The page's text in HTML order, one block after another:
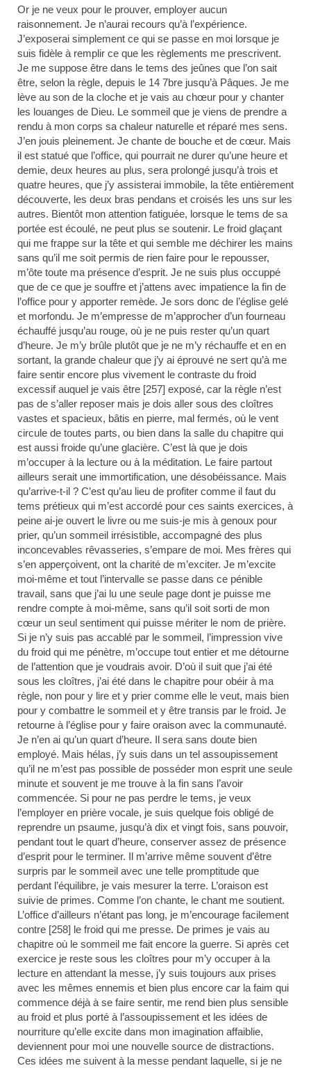
Or je ne veux pour le prouver, employer aucun
raisonnement. Je n’aurai recours qu’à l’expérience.
J’exposerai simplement ce qui se passe en moi lorsque je
suis fidèle à remplir ce que les règlements me prescrivent.
Je me suppose être dans le tems des jeûnes que l’on sait
être, selon la règle, depuis le 14 7bre jusqu’à Pâques. Je me
lève au son de la cloche et je vais au chœur pour y chanter
les louanges de Dieu. Le sommeil que je viens de prendre a
rendu à mon corps sa chaleur naturelle et réparé mes sens.
J’en jouis pleinement. Je chante de bouche et de cœur. Mais
il est statué que l’office, qui pourrait ne durer qu’une heure et
demie, deux heures au plus, sera prolongé jusqu’à trois et
quatre heures, que j’y assisterai immobile, la tête entièrement
découverte, les deux bras pendans et croisés les uns sur les
autres. Bientôt mon attention fatiguée, lorsque le tems de sa
portée est écoulé, ne peut plus se soutenir. Le froid glaçant
qui me frappe sur la tête et qui semble me déchirer les mains
sans qu’il me soit permis de rien faire pour le repousser,
m’ôte toute ma présence d’esprit. Je ne suis plus occuppé
que de ce que je souffre et j’attens avec impatience la fin de
l’office pour y apporter remède. Je sors donc de l’église gelé
et morfondu. Je m’empresse de m’approcher d’un fourneau
échauffé jusqu’au rouge, où je ne puis rester qu’un quart
d’heure. Je m’y brûle plutôt que je ne m’y réchauffe et en en
sortant, la grande chaleur que j’y ai éprouvé ne sert qu’à me
faire sentir encore plus vivement le contraste du froid
excessif auquel je vais être [257] exposé, car la règle n’est
pas de s’aller reposer mais je dois aller sous des cloîtres
vastes et spacieux, bâtis en pierre, mal fermés, où le vent
circule de toutes parts, ou bien dans la salle du chapitre qui
est aussi froide qu’une glacière. C’est là que je dois
m’occuper à la lecture ou à la méditation. Le faire partout
ailleurs serait une immortification, une désobéissance. Mais
qu’arrive-t-il ? C’est qu’au lieu de profiter comme il faut du
tems prétieux qui m’est accordé pour ces saints exercices, à
peine ai-je ouvert le livre ou me suis-je mis à genoux pour
prier, qu’un sommeil irrésistible, accompagné des plus
inconcevables rêvasseries, s’empare de moi. Mes frères qui
s’en apperçoivent, ont la charité de m’exciter. Je m’excite
moi-même et tout l’intervalle se passe dans ce pénible
travail, sans que j’ai lu une seule page dont je puisse me
rendre compte à moi-même, sans qu’il soit sorti de mon
cœur un seul sentiment qui puisse mériter le nom de prière.
Si je n’y suis pas accablé par le sommeil, l’impression vive
du froid qui me pénètre, m’occupe tout entier et me détourne
de l’attention que je voudrais avoir. D’où il suit que j’ai été
sous les cloîtres, j’ai été dans le chapitre pour obéir à ma
règle, non pour y lire et y prier comme elle le veut, mais bien
pour y combattre le sommeil et y être transis par le froid. Je
retourne à l’église pour y faire oraison avec la communauté.
Je n’en ai qu’un quart d’heure. Il sera sans doute bien
employé. Mais hélas, j’y suis dans un tel assoupissement
qu’il ne m’est pas possible de posséder mon esprit une seule
minute et souvent je me trouve à la fin sans l’avoir
commencée. Si pour ne pas perdre le tems, je veux
l’employer en prière vocale, je suis quelque fois obligé de
reprendre un psaume, jusqu’à dix et vingt fois, sans pouvoir,
pendant tout le quart d’heure, conserver assez de présence
d’esprit pour le terminer. Il m’arrive même souvent d’être
surpris par le sommeil avec une telle promptitude que
perdant l’équilibre, je vais mesurer la terre. L’oraison est
suivie de primes. Comme l’on chante, le chant me soutient.
L’office d’ailleurs n’étant pas long, je m’encourage facilement
contre [258] le froid qui me presse. De primes je vais au
chapitre où le sommeil me fait encore la guerre. Si après cet
exercice je reste sous les cloîtres pour m’y occuper à la
lecture en attendant la messe, j’y suis toujours aux prises
avec les mêmes ennemis et bien plus encore car la faim qui
commence déjà à se faire sentir, me rend bien plus sensible
au froid et plus porté à l’assoupissement et les idées de
nourriture qu’elle excite dans mon imagination affaiblie,
deviennent pour moi une nouvelle source de distractions.
Ces idées me suivent à la messe pendant laquelle, si je ne